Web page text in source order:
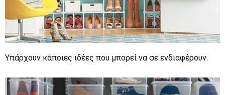
Υπάρχουν κάποιες ιδέες που μπορεί να σε ενδιαφέρουν.